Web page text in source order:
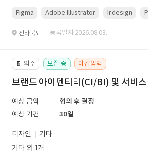
Figma Adobe Illustrator Indesign
전라북도 · 등록일자 2026.08.03.
📔 외주 모집 중 마감임박
브랜드 아이덴티티(CI/BI) 및 서비
예상 금액
협의 후 결정
예상 기간
30일
디자인
기타
기타 외 1개